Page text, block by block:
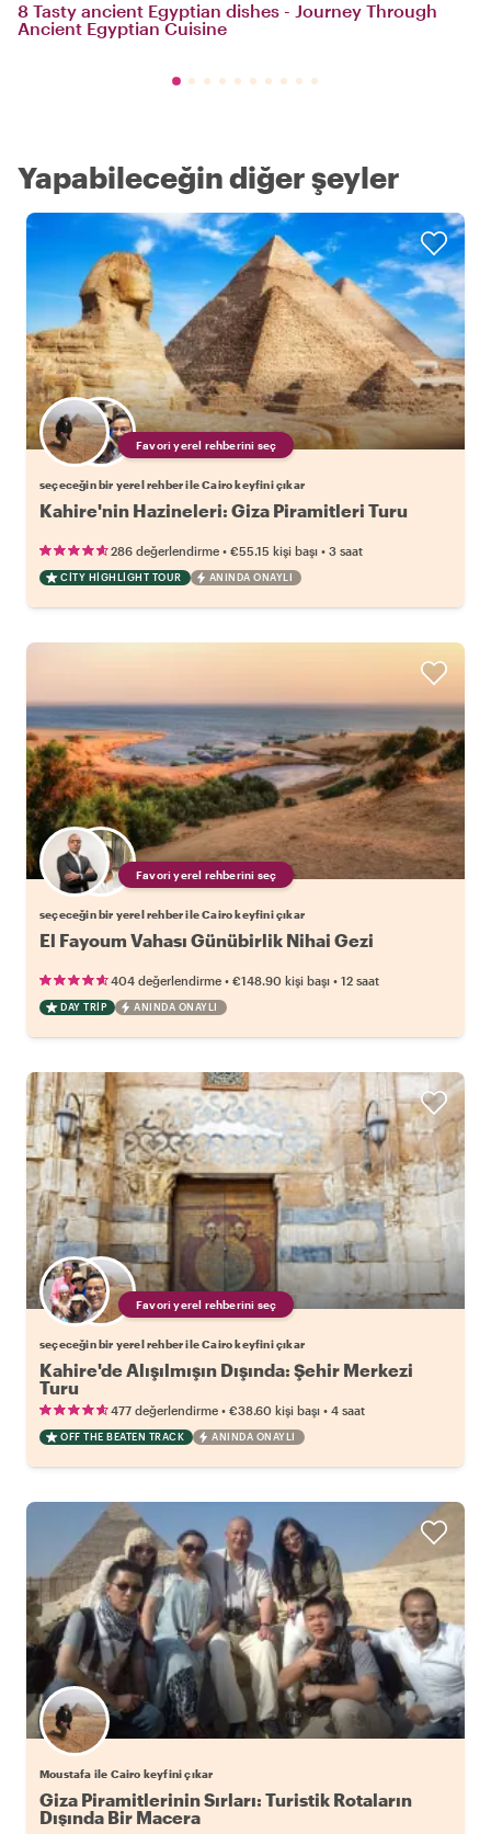
8 Tasty ancient Egyptian dishes - Journey Through
Ancient Egyptian Cuisine
Yapabileceğin diğer şeyler
Favori yerel rehberini seç
seçeceğin bir yerel rehber ile Cairo keyfini çıkar
Kahire'nin Hazineleri: Giza Piramitleri Turu
286 değerlendirme • €55.15 kişi başı • 3 saat
CITY HIGHLIGHT TOUR ANINDA ONAYLI
Favori yerel rehberini seç
seçeceğin bir yerel rehber ile Cairo keyfini çıkar
El Fayoum Vahası Günübirlik Nihai Gezi
404 değerlendirme • €148.90 kişi başı • 12 saat
DAY TRIP ANINDA ONAYLI
Favori yerel rehberini seç
seçeceğin bir yerel rehber ile Cairo keyfini çıkar
Kahire'de Alışılmışın Dışında: Şehir Merkezi
Turu
477 değerlendirme • €38.60 kişi başı • 4 saat
OFF THE BEATEN TRACK ANINDA ONAYLI
Moustafa ile Cairo keyfini çıkar
Giza Piramitlerinin Sırları: Turistik Rotaların
Dışında Bir Macera